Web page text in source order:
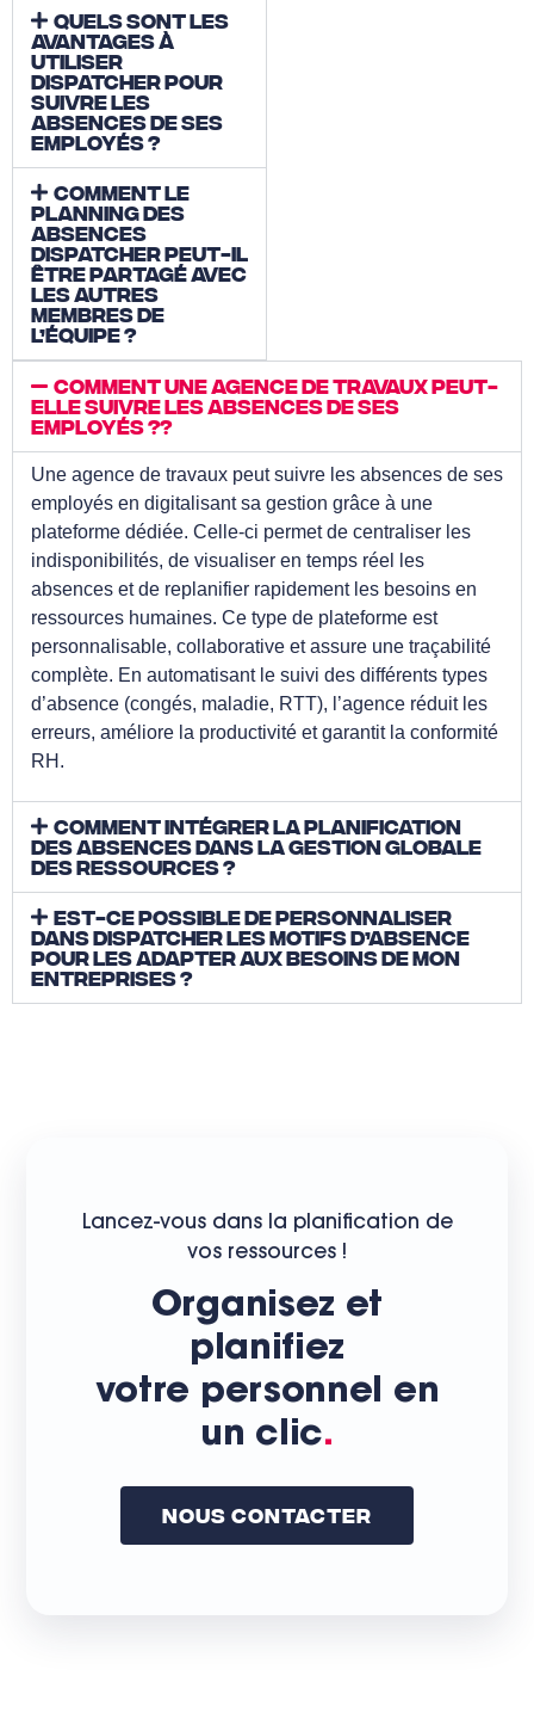
Quels sont les
avantages à
utiliser
Dispatcher pour
suivre les
absences de ses
employés ?
Comment le
planning des
absences
Dispatcher peut-il
être partagé avec
les autres
membres de
l’équipe ?
Comment une agence de travaux peut-
elle suivre les absences de ses
employés ??
Une agence de travaux peut suivre les absences de ses
employés en digitalisant sa gestion grâce à une
plateforme dédiée. Celle-ci permet de centraliser les
indisponibilités, de visualiser en temps réel les
absences et de replanifier rapidement les besoins en
ressources humaines. Ce type de plateforme est
personnalisable, collaborative et assure une traçabilité
complète. En automatisant le suivi des différents types
d’absence (congés, maladie, RTT), l’agence réduit les
erreurs, améliore la productivité et garantit la conformité
RH.
Comment intégrer la planification
des absences dans la gestion globale
des ressources ?
Est-ce possible de personnaliser
dans Dispatcher les motifs d’absence
pour les adapter aux besoins de mon
entreprises ?
Lancez-vous dans la planification de
vos ressources !
Organisez et
planifiez
votre personnel en
un clic.
Nous Contacter